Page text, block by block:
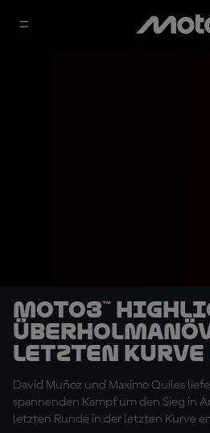
Moto3™
letzten
neuen Sieger
David Muñoz und Maximo Quiles
spannenden Kampf um den Sieg in
letzten Runde in der letzten Kurve